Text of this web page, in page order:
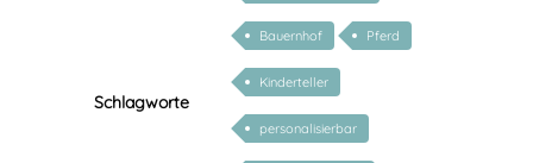
Schlagworte
Bauernhof Pferd
Kinderteller
personalisierbar